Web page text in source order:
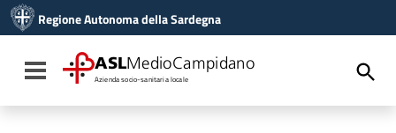
Vai al menu di navigazione
Vai al footer
Regione Autonoma della Sardegna
Toggle navigation
ASLMedioCampidano
Azienda socio-sanitaria locale